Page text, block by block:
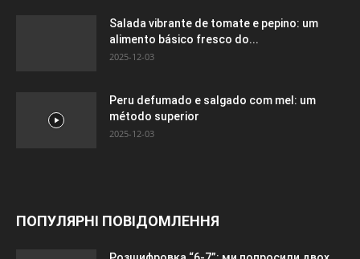
Salada vibrante de tomate e pepino: um
alimento básico fresco do...
2025-12-03
Peru defumado e salgado com mel: um
método superior
2025-12-03
ПОПУЛЯРНІ ПОВІДОМЛЕННЯ